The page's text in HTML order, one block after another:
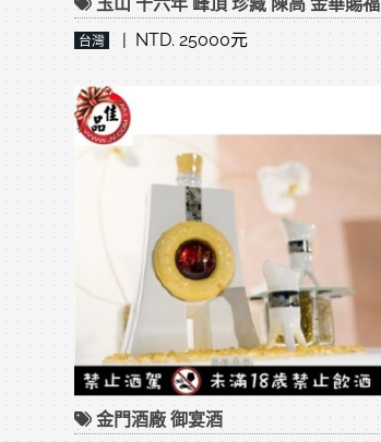
台灣 | NTD. 25000元
金門酒廠 御宴酒